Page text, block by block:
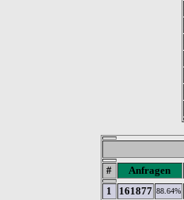
#
Anfragen
1
161877 88.64%